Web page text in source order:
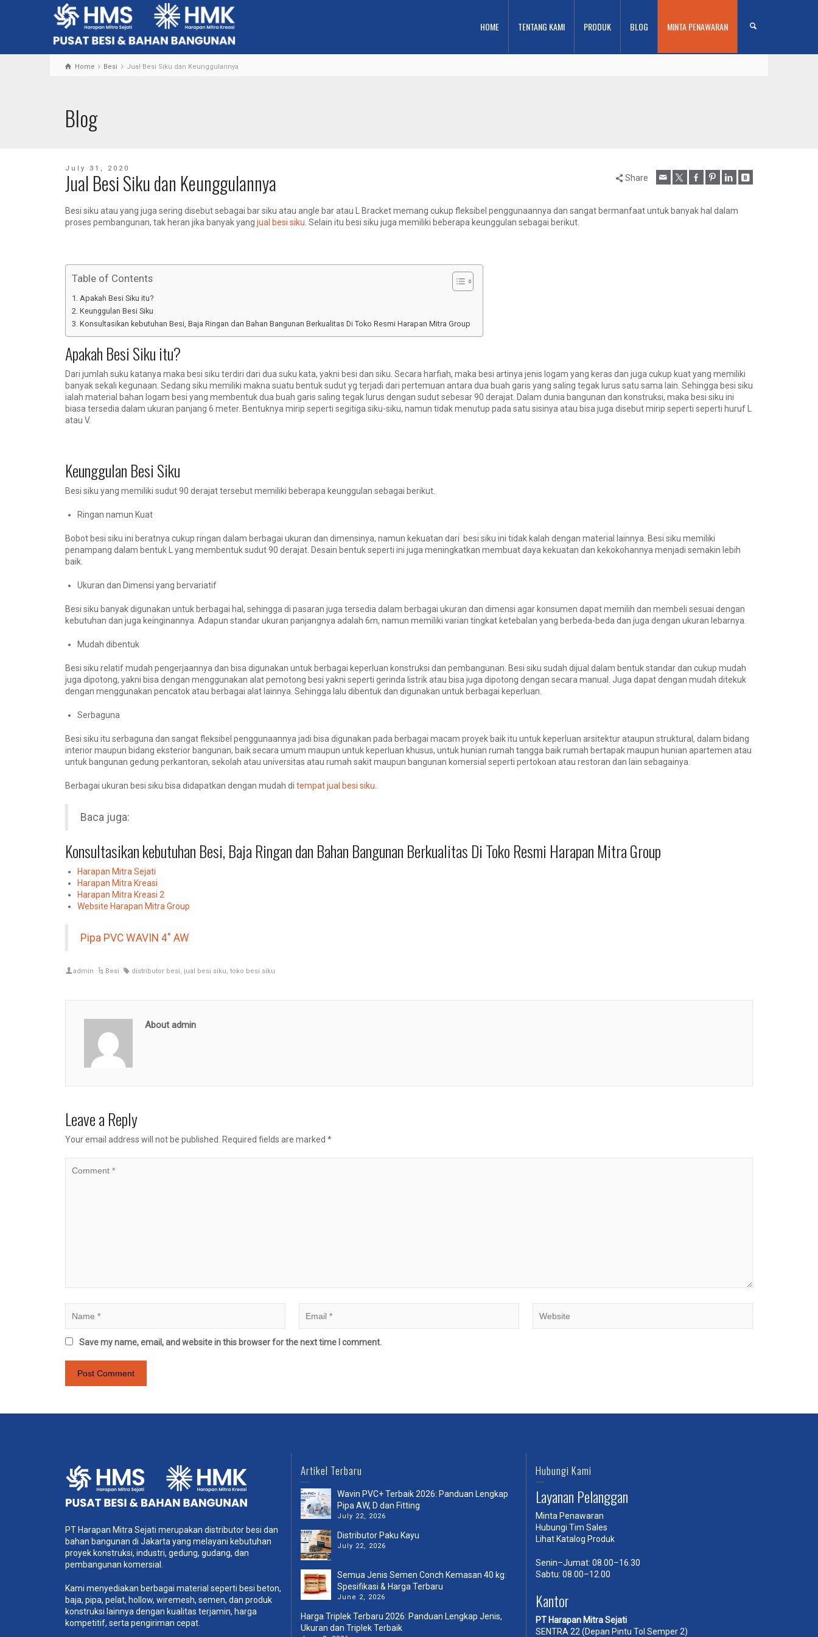
HOME TENTANG KAMI PRODUK BLOG MINTA PENAWARAN
Home Besi Jual Besi Siku dan Keunggulannya
Blog
July 31, 2020
Jual Besi Siku dan Keunggulannya Share
Besi siku atau yang juga sering disebut sebagai bar siku atau angle bar atau L Bracket memang cukup fleksibel penggunaannya dan sangat bermanfaat untuk banyak hal dalam
proses pembangunan, tak heran jika banyak yang jual besi siku . Selain itu besi siku juga memiliki beberapa keunggulan sebagai berikut.
Table of Contents
Apakah Besi Siku itu?
Keunggulan Besi Siku
Konsultasikan kebutuhan Besi, Baja Ringan dan Bahan Bangunan Berkualitas Di Toko Resmi Harapan Mitra Group
Apakah Besi Siku itu?
Dari jumlah suku katanya maka besi siku terdiri dari dua suku kata, yakni besi dan siku. Secara harfiah, maka besi artinya jenis logam yang keras dan juga cukup kuat yang memiliki
banyak sekali kegunaan. Sedang siku memiliki makna suatu bentuk sudut yg terjadi dari pertemuan antara dua buah garis yang saling tegak lurus satu sama lain. Sehingga besi siku
ialah material bahan logam besi yang membentuk dua buah garis saling tegak lurus dengan sudut sebesar 90 derajat. Dalam dunia bangunan dan konstruksi, maka besi siku ini
biasa tersedia dalam ukuran panjang 6 meter. Bentuknya mirip seperti segitiga siku-siku, namun tidak menutup pada satu sisinya atau bisa juga disebut mirip seperti seperti huruf L
atau V.
Keunggulan Besi Siku
Besi siku yang memiliki sudut 90 derajat tersebut memiliki beberapa keunggulan sebagai berikut.
Ringan namun Kuat
Bobot besi siku ini beratnya cukup ringan dalam berbagai ukuran dan dimensinya, namun kekuatan dari besi siku ini tidak kalah dengan material lainnya. Besi siku memiliki
penampang dalam bentuk L yang membentuk sudut 90 derajat. Desain bentuk seperti ini juga meningkatkan membuat daya kekuatan dan kekokohannya menjadi semakin lebih
baik.
Ukuran dan Dimensi yang bervariatif
Besi siku banyak digunakan untuk berbagai hal, sehingga di pasaran juga tersedia dalam berbagai ukuran dan dimensi agar konsumen dapat memilih dan membeli sesuai dengan
kebutuhan dan juga keinginannya. Adapun standar ukuran panjangnya adalah 6m, namun memiliki varian tingkat ketebalan yang berbeda-beda dan juga dengan ukuran lebarnya.
Mudah dibentuk
Besi siku relatif mudah pengerjaannya dan bisa digunakan untuk berbagai keperluan konstruksi dan pembangunan. Besi siku sudah dijual dalam bentuk standar dan cukup mudah
juga dipotong, yakni bisa dengan menggunakan alat pemotong besi yakni seperti gerinda listrik atau bisa juga dipotong dengan secara manual. Juga dapat dengan mudah ditekuk
dengan menggunakan pencatok atau berbagai alat lainnya. Sehingga lalu dibentuk dan digunakan untuk berbagai keperluan.
Serbaguna
Besi siku itu serbaguna dan sangat fleksibel penggunaannya jadi bisa digunakan pada berbagai macam proyek baik itu untuk keperluan arsitektur ataupun struktural, dalam bidang
interior maupun bidang eksterior bangunan, baik secara umum maupun untuk keperluan khusus, untuk hunian rumah tangga baik rumah bertapak maupun hunian apartemen atau
untuk bangunan gedung perkantoran, sekolah atau universitas atau rumah sakit maupun bangunan komersial seperti pertokoan atau restoran dan lain sebagainya.
Berbagai ukuran besi siku bisa didapatkan dengan mudah di tempat jual besi siku
Baca juga:
Konsultasikan kebutuhan Besi, Baja Ringan dan Bahan Bangunan Berkualitas Di Toko Resmi Harapan Mitra Group
Harapan Mitra Sejati
Harapan Mitra Kreasi
Harapan Mitra Kreasi 2
Website Harapan Mitra Group
Pipa PVC WAVIN 4″ AW
admin Besi distributor besi, jual besi siku, toko besi siku
About admin
Leave a Reply
Your email address will not be published. Required fields are marked *
Save my name, email, and website in this browser for the next time I comment.
PT Harapan Mitra Sejati merupakan distributor besi dan
bahan bangunan di Jakarta yang melayani kebutuhan
proyek konstruksi, industri, gedung, gudang, dan
pembangunan komersial.
Kami menyediakan berbagai material seperti besi beton,
baja, pipa, pelat, hollow, wiremesh, semen, dan produk
konstruksi lainnya dengan kualitas terjamin, harga
kompetitif, serta pengiriman cepat.
Artikel Terbaru
Wavin PVC+ Terbaik 2026: Panduan Lengkap
Pipa AW, D dan Fitting
July 22, 2026
Distributor Paku Kayu
July 22, 2026
Semua Jenis Semen Conch Kemasan 40 kg:
Spesifikasi & Harga Terbaru
June 2, 2026
Harga Triplek Terbaru 2026: Panduan Lengkap Jenis,
Ukuran dan Triplek Terbaik
Hubungi Kami
Layanan Pelanggan
Minta Penawaran
Hubungi Tim Sales
Lihat Katalog Produk
Senin–Jumat: 08.00–16.30
Sabtu: 08.00–12.00
Kantor
PT Harapan Mitra Sejati
SENTRA 22 (Depan Pintu Tol Semper 2)